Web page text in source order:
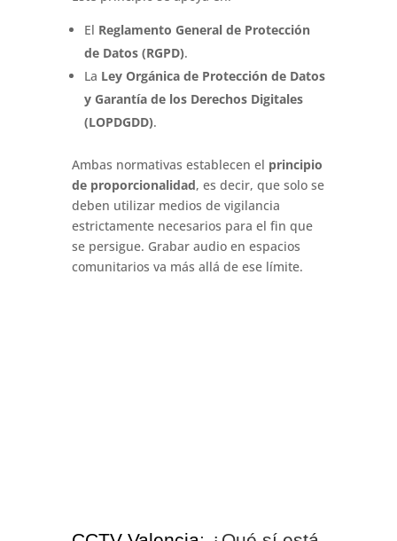
El Reglamento General de Protección
de Datos (RGPD).
La Ley Orgánica de Protección de Datos
y Garantía de los Derechos Digitales
(LOPDGDD).
Ambas normativas establecen el principio
de proporcionalidad, es decir, que solo se
deben utilizar medios de vigilancia
estrictamente necesarios para el fin que
se persigue. Grabar audio en espacios
comunitarios va más allá de ese límite.